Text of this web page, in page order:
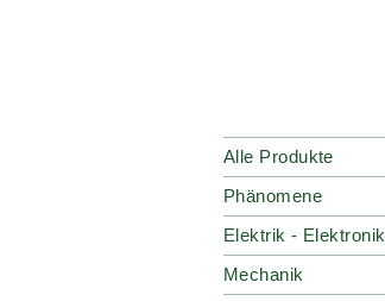
Alle Produkte
Phänomene
Elektrik - Elektronik
Mechanik